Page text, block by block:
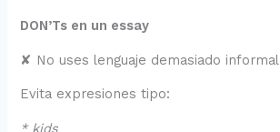
DON’Ts en un essay
✘ No uses lenguaje demasiado informal
Evita expresiones tipo:
* kids